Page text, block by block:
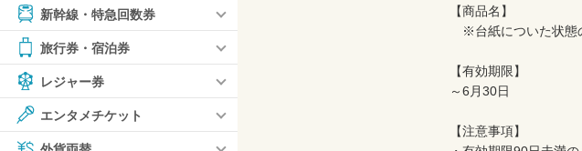
新幹線・特急回数券
旅行券・宿泊券
レジャー券
エンタメチケット
【商品名】
※台紙についた状態
【有効期限】
～6月30日
【注意事項】